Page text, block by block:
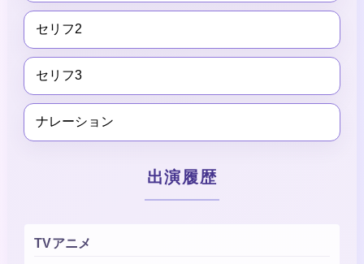
セリフ2
セリフ3
ナレーション
出演履歴
TVアニメ